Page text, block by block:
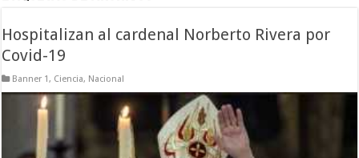
Hospitalizan al cardenal Norberto Rivera por
Covid-19
Banner 1, Ciencia, Nacional